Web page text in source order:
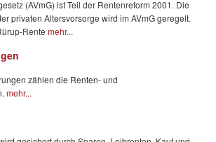
(AVmG) ist Teil der Rentenreform 2001. Die
privaten Altersvorsorge wird im AVmG geregelt.
Rente mehr...
zählen die Renten- und
mehr...